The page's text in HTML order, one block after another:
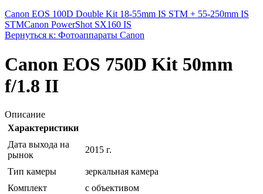
Canon EOS 100D Double Kit 18-55mm IS STM + 55-250mm IS
STMCanon PowerShot SX160 IS
Вернуться к: Фотоаппараты Canon
Canon EOS 750D Kit 50mm
f/1.8 II
Описание
Характеристики
Дата выхода на
рынок
2015 г.
Тип камеры
зеркальная камера
Комплект
с объективом